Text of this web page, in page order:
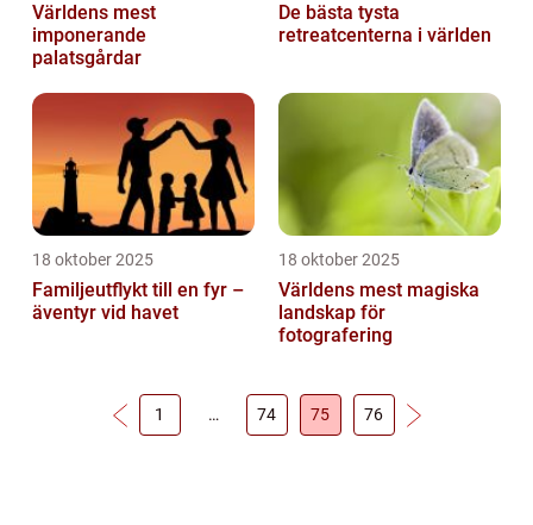
Världens mest
imponerande
palatsgårdar
De bästa tysta
retreatcenterna i världen
18 oktober 2025
Familjeutflykt till en fyr –
äventyr vid havet
18 oktober 2025
Världens mest magiska
landskap för
fotografering
1 … 74 75 76